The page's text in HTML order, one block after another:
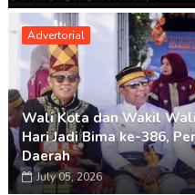
Advertorial
Wali Kota dan Wakil
Hari Jadi Bima ke-386,
Daerah
July 05, 2026